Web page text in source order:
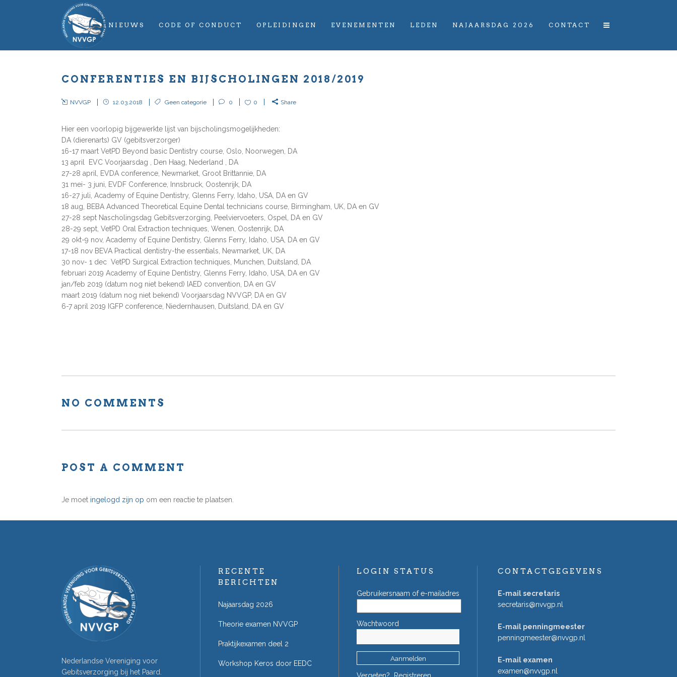
NIEUWS CODE OF CONDUCT OPLEIDINGEN EVENEMENTEN LEDEN NAJAARSDAG 2026 CONTACT
CONFERENTIES EN BIJSCHOLINGEN 2018/2019
NVVGP 12.03.2018 Geen categorie 0 0 Share
Hier een voorlopig bijgewerkte lijst van bijscholingsmogelijkheden:
DA (dierenarts) GV (gebitsverzorger)
16-17 maart VetPD Beyond basic Dentistry course, Oslo, Noorwegen, DA
13 april EVC Voorjaarsdag , Den Haag, Nederland , DA
27-28 april, EVDA conference, Newmarket, Groot Brittannie, DA
31 mei- 3 juni, EVDF Conference, Innsbruck, Oostenrijk, DA
16-27 juli, Academy of Equine Dentistry, Glenns Ferry, Idaho, USA, DA en GV
18 aug, BEBA Advanced Theoretical Equine Dental technicians course, Birmingham, UK, DA en GV
27-28 sept Nascholingsdag Gebitsverzorging, Peelviervoeters, Ospel, DA en GV
28-29 sept, VetPD Oral Extraction techniques, Wenen, Oostenrijk, DA
29 okt-9 nov, Academy of Equine Dentistry, Glenns Ferry, Idaho, USA, DA en GV
17-18 nov BEVA Practical dentistry-the essentials, Newmarket, UK, DA
30 nov- 1 dec VetPD Surgical Extraction techniques, Munchen, Duitsland, DA
februari 2019 Academy of Equine Dentistry, Glenns Ferry, Idaho, USA, DA en GV
jan/feb 2019 (datum nog niet bekend) IAED convention, DA en GV
maart 2019 (datum nog niet bekend) Voorjaarsdag NVVGP, DA en GV
6-7 april 2019 IGFP conference, Niedernhausen, Duitsland, DA en GV
NO COMMENTS
POST A COMMENT
Je moet ingelogd zijn op om een reactie te plaatsen.
Nederlandse Vereniging voor
Gebitsverzorging bij het Paard.
RECENTE
BERICHTEN
Najaarsdag 2026
Theorie examen NVVGP
Praktijkexamen deel 2
Workshop Keros door EEDC
LOGIN STATUS
Gebruikersnaam of e-mailadres
Wachtwoord
Vergeten? Registreren
CONTACTGEGEVENS
E-mail secretaris
secretaris@nvvgp.nl
E-mail penningmeester
penningmeester@nvvgp.nl
E-mail examen
examen@nvvgp.nl